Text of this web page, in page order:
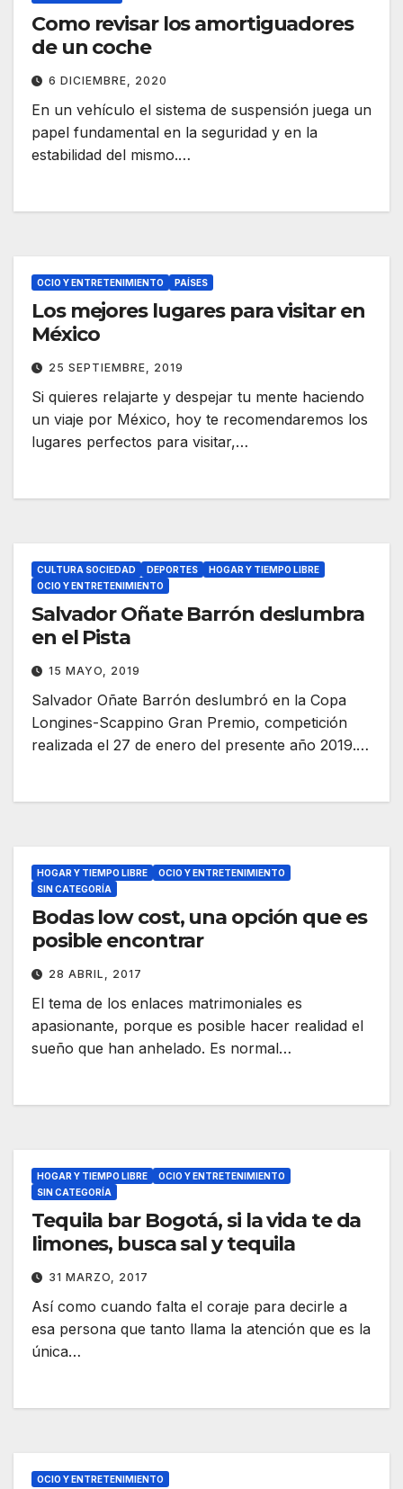
Como revisar los amortiguadores
de un coche
6 DICIEMBRE, 2020
En un vehículo el sistema de suspensión juega un
papel fundamental en la seguridad y en la
estabilidad del mismo.…
OCIO Y ENTRETENIMIENTO PAÍSES
Los mejores lugares para visitar en
México
25 SEPTIEMBRE, 2019
Si quieres relajarte y despejar tu mente haciendo
un viaje por México, hoy te recomendaremos los
lugares perfectos para visitar,…
CULTURA SOCIEDAD DEPORTES
HOGAR Y TIEMPO LIBRE
OCIO Y ENTRETENIMIENTO
Salvador Oñate Barrón deslumbra
en el Pista
15 MAYO, 2019
Salvador Oñate Barrón deslumbró en la Copa
Longines-Scappino Gran Premio, competición
realizada el 27 de enero del presente año 2019.…
HOGAR Y TIEMPO LIBRE
OCIO Y ENTRETENIMIENTO
SIN CATEGORÍA
Bodas low cost, una opción que es
posible encontrar
28 ABRIL, 2017
El tema de los enlaces matrimoniales es
apasionante, porque es posible hacer realidad el
sueño que han anhelado. Es normal…
HOGAR Y TIEMPO LIBRE
OCIO Y ENTRETENIMIENTO
SIN CATEGORÍA
Tequila bar Bogotá, si la vida te da
limones, busca sal y tequila
31 MARZO, 2017
Así como cuando falta el coraje para decirle a
esa persona que tanto llama la atención que es la
única…
OCIO Y ENTRETENIMIENTO